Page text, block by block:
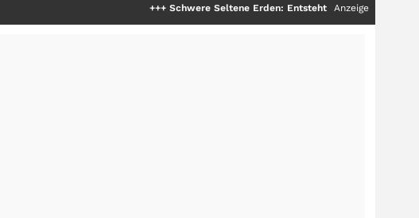
Schwere Seltene Erden: Entsteht hier die nächste
Anzeige